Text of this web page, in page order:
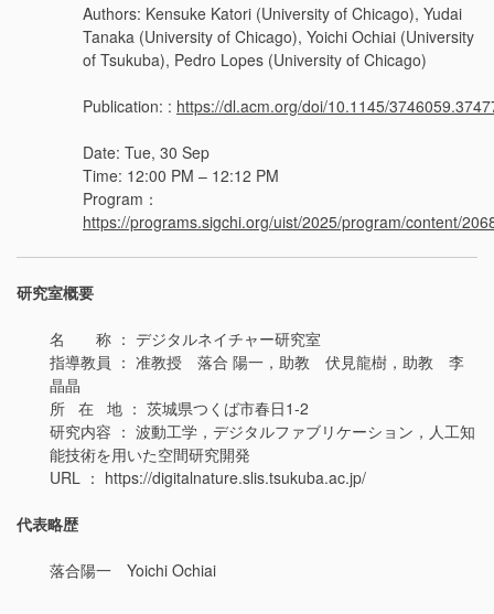
Authors: Kensuke Katori (University of Chicago), Yudai
Tanaka (University of Chicago), Yoichi Ochiai (University
of Tsukuba), Pedro Lopes (University of Chicago)
Publication: : https://dl.acm.org/doi/10.1145/
Date: Tue, 30 Sep
Time: 12:00 PM – 12:12 PM
Program：
https://programs.sigchi.org/uist/2025/program/content/
研究室概要
名 称 ： デジタルネイチャー研究室
指導教員 ： 准教授 落合 陽一，助教 伏見龍樹，助教 李
晶晶
所 在 地 ： 茨城県つくば市春日1-2
研究内容 ： 波動工学，デジタルファブリケーション，人工知
能技術を用いた空間研究開発
URL ： https://digitalnature.slis.tsukuba.ac.jp/
代表略歴
落合陽一 Yoichi Ochiai